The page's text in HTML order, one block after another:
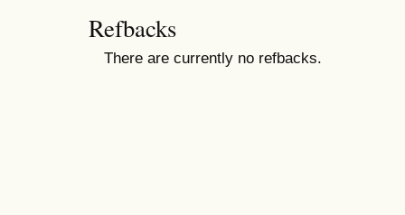
Refbacks
There are currently no refbacks.